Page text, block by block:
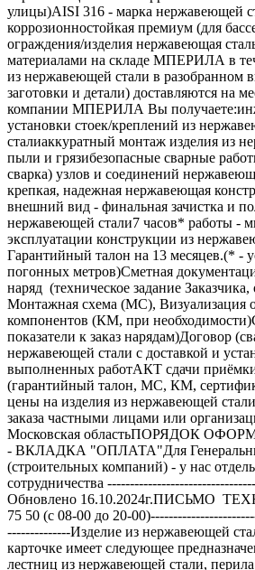
улицы)AISI 316 - марка нержавеющей
коррозионностойкая премиум (для
ограждения/изделия нержавеющая
материалами на складе МПЕРИЛА в
из нержавеющей стали в разобранном
заготовки и детали) доставляются на
компании МПЕРИЛА Вы
установки стоек/креплений из
сталиаккуратный монтаж изделия из
пыли и грязибезопасные сварные
сварка) узлов и соединений
крепкая, надежная нержавеющая
внешний вид - финальная зачистка и
нержавеющей стали7 часов* работы -
эксплуатации конструкции из
Гарантийный талон на 13 месяцев.(* -
погонных метров)Сметная
наряд (техническое задание
Монтажная схема (МС), Визуализация
компонентов (КМ, при
показатели к заказ нарядам)Договор
нержавеющей стали с доставкой и
выполненных работАКТ сдачи
(гарантийный талон, МС, КМ,
цены на изделия из нержавеющей
заказа частными лицами или
Московская областьПОРЯДОК
- ВКЛАДКА "ОПЛАТА"Для
(строительных компаний) - у нас
сотрудничества
Обновлено 16.10.2024г.ПИСЬМО
75 50 (с 08-00 до 20-
--------------Изделие из нержавеющей
карточке имеет следующее
лестниц из нержавеющей стали,